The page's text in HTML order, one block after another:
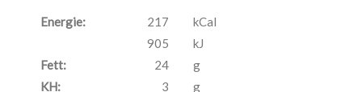
Energie: 217
kCal
905
kJ
Fett:
24
g
KH:
3
g